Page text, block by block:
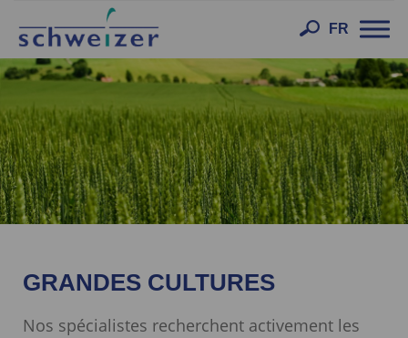
FR
GRANDES CULTURES
Nos spécialistes recherchent activement les